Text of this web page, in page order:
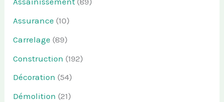
Assurance (10)
Carrelage (89)
Construction (192)
Décoration (54)
Démolition (21)